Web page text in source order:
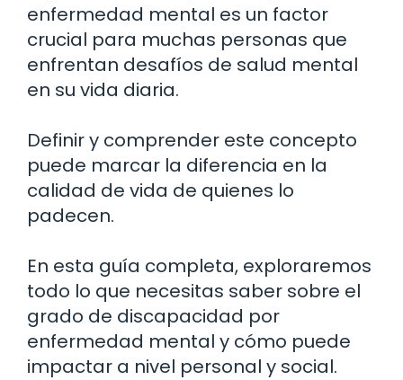
enfermedad mental es un factor
crucial para muchas personas que
enfrentan desafíos de salud mental
en su vida diaria.
Definir y comprender este concepto
puede marcar la diferencia en la
calidad de vida de quienes lo
padecen.
En esta guía completa, exploraremos
todo lo que necesitas saber sobre el
grado de discapacidad por
enfermedad mental y cómo puede
impactar a nivel personal y social.